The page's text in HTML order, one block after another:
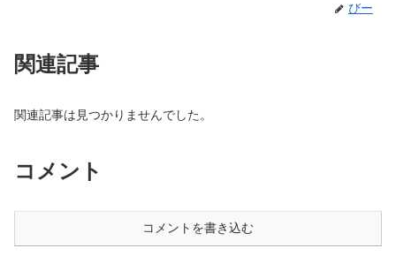
びー
関連記事
関連記事は見つかりませんでした。
コメント
コメントを書き込む